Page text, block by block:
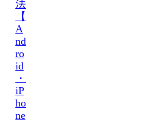
法
【
A
nd
ro
id
・
iP
ho
ne